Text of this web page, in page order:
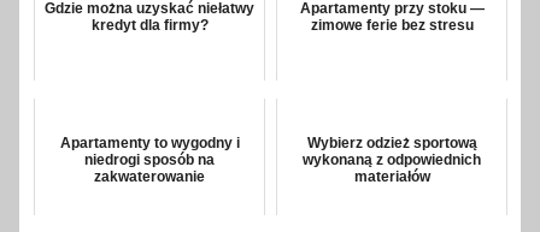
Gdzie można uzyskać niełatwy
kredyt dla firmy?
Apartamenty przy stoku —
zimowe ferie bez stresu
Apartamenty to wygodny i
niedrogi sposób na
zakwaterowanie
Wybierz odzież sportową
wykonaną z odpowiednich
materiałów